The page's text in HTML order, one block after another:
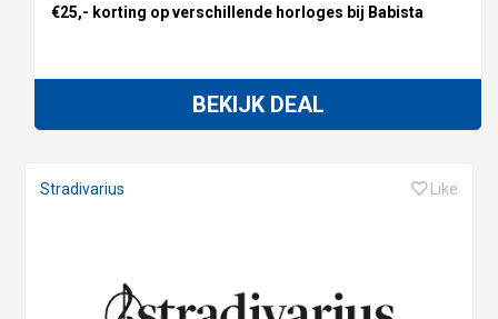
€25,- korting op verschillende horloges bij Babista
BEKIJK DEAL
Stradivarius Like